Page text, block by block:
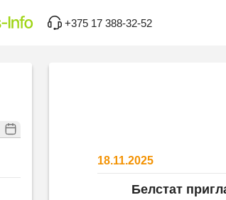
+375 17 388-32-52
18.11.2025
Белстат